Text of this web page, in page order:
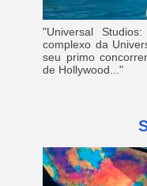
"Universal
complexo da
seu primo
de Hollywood..."